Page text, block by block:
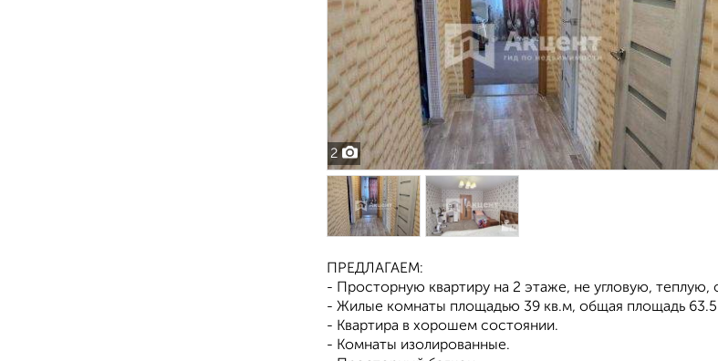
2
ПРЕДЛАГАЕМ:
- Просторную квартиру на 2 этаже, не угловую, теплую,
- Жилые комнаты площадью 39 кв.м, общая площадь 63.5
- Квартира в хорошем состоянии.
- Комнаты изолированные.